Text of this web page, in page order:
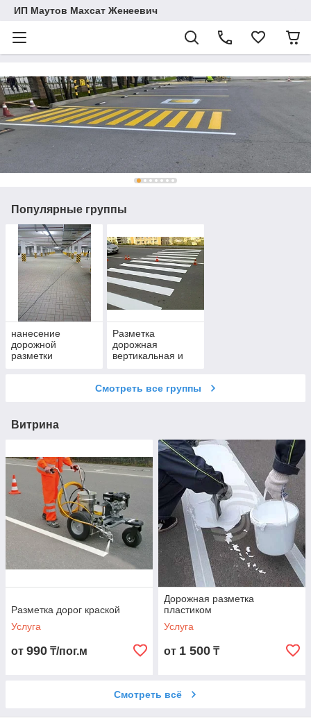
ИП Маутов Махсат Женеевич
Популярные группы
нанесение
дорожной
разметки
Разметка
дорожная
вертикальная и
Смотреть все группы
Витрина
Разметка дорог краской
Услуга
от 990 ₸/пог.м
Дорожная разметка
пластиком
Услуга
от 1 500 ₸
Смотреть всё